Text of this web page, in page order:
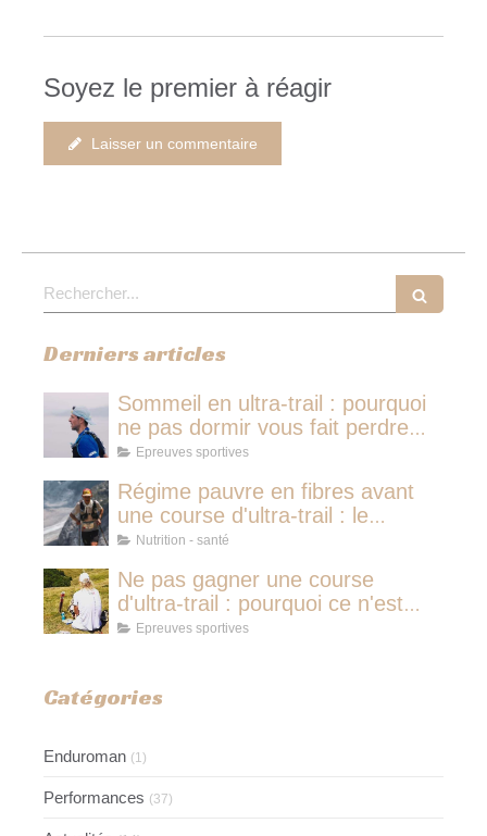
Soyez le premier à réagir
Laisser un commentaire
Rechercher
Derniers articles
Sommeil en ultra-trail : pourquoi
ne pas dormir vous fait perdre
plus de temps qu'une micro-
Epreuves sportives
Régime pauvre en fibres avant
une course d'ultra-trail : le
protocole nutritionnel des
Nutrition - santé
Ne pas gagner une course
d'ultra-trail : pourquoi ce n'est
jamais avoir couru pour rien
Epreuves sportives
Catégories
Enduroman (1)
Performances (37)